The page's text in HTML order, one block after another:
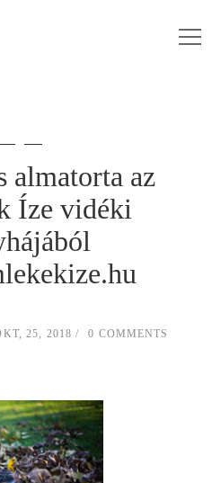
almatorta az
Íze vidéki
25, 2018 0 COMMENTS